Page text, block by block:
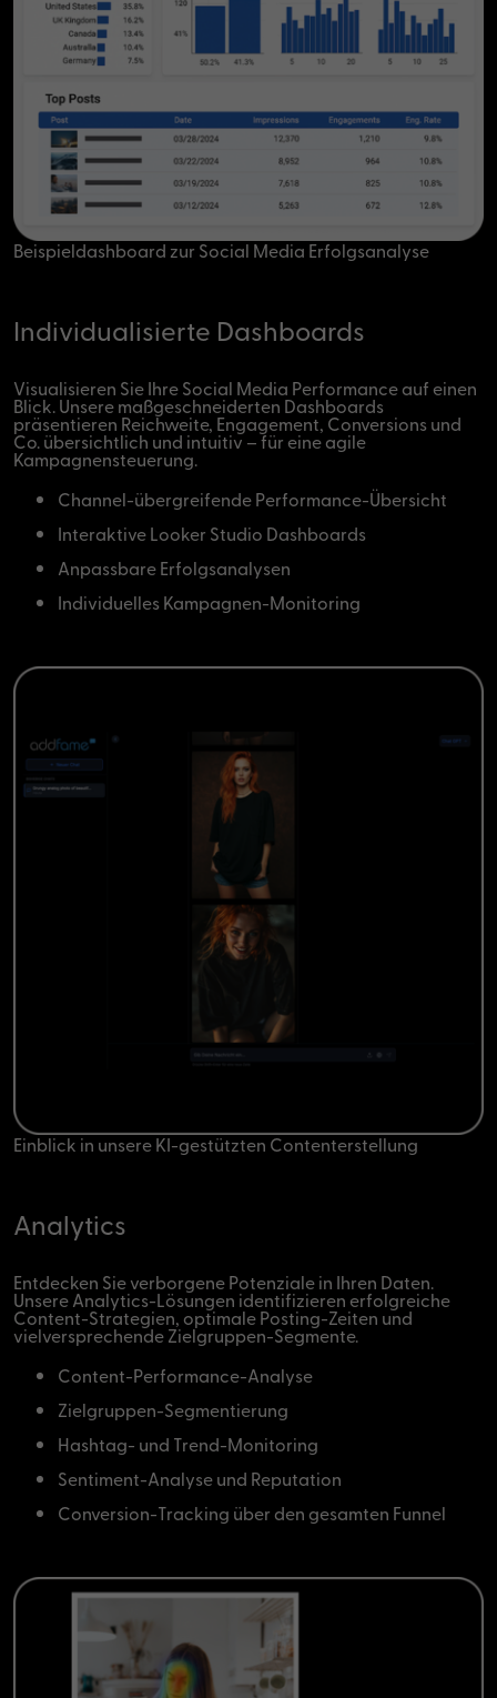
Individualisierte Dashboards
Visualisieren Sie Ihre Social Media Performance auf einen
Blick. Unsere maßgeschneiderten Dashboards
präsentieren Reichweite, Engagement, Conversions und
Co. übersichtlich und intuitiv – für eine agile
Kampagnensteuerung.
Channel-übergreifende Performance-Übersicht
Interaktive Looker Studio Dashboards
Anpassbare Erfolgsanalysen
Individuelles Kampagnen-Monitoring
Beispieldashboard zur Social Media Erfolgsanalyse
Analytics
Entdecken Sie verborgene Potenziale in Ihren Daten.
Unsere Analytics-Lösungen identifizieren erfolgreiche
Content-Strategien, optimale Posting-Zeiten und
vielversprechende Zielgruppen-Segmente.
Content-Performance-Analyse
Zielgruppen-Segmentierung
Hashtag- und Trend-Monitoring
Sentiment-Analyse und Reputation
Conversion-Tracking über den gesamten Funnel
Einblick in unsere KI-gestützten Contenterstellung